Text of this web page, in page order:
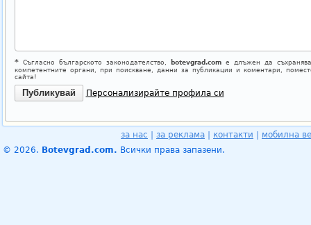
*Съгласно българското законодателство, botevgrad.comе длъжен да
компетентните органи, при поискване, данни за публикации и коментари,
сайта!
Персонализирайте профила си
за нас за реклама контакти
мобилна
© 2026. Botevgrad.com. Всички права запазени.